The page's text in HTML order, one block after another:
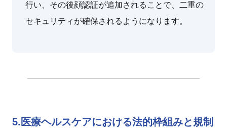
行い、その後顔認証が追加されることで、二重の
セキュリティが確保されるようになります。
5.医療ヘルスケアにおける法的枠組みと規制